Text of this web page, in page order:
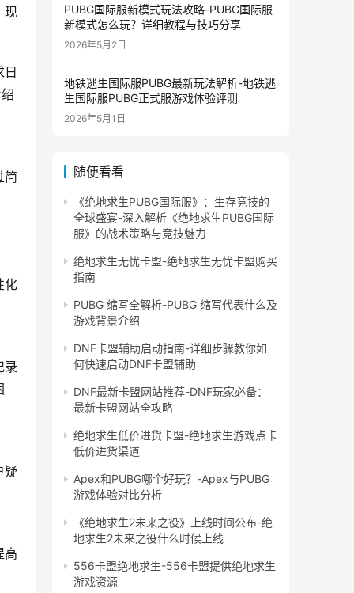
现
简
化
录
疑
高
PUBG国际服新模式玩法攻略-PUBG国际服
新模式怎么玩？详细教程与技巧分享
2026年5月2日
地铁逃生国际服PUBG最新玩法解析-地铁逃
生国际服PUBG正式服游戏体验评测
2026年5月1日
随便看看
《绝地求生PUBG国际服》：生存竞技的
全球盛宴-深入解析《绝地求生PUBG国际
服》的战术策略与竞技魅力
绝地求生无忧卡盟-绝地求生无忧卡盟购买
指南
PUBG 缩写全解析-PUBG 缩写代表什么及
游戏背景介绍
DNF卡盟辅助启动指南-详细步骤教你如
何快速启动DNF卡盟辅助
DNF最新卡盟网站推荐-DNF玩家必备：
最新卡盟网站全攻略
绝地求生低价进货卡盟-绝地求生游戏点卡
低价进货渠道
Apex和PUBG哪个好玩？-Apex与PUBG
游戏体验对比分析
《绝地求生2未来之役》上线时间公布-绝
地求生2未来之役什么时候上线
556卡盟绝地求生-556卡盟提供绝地求生
游戏资源